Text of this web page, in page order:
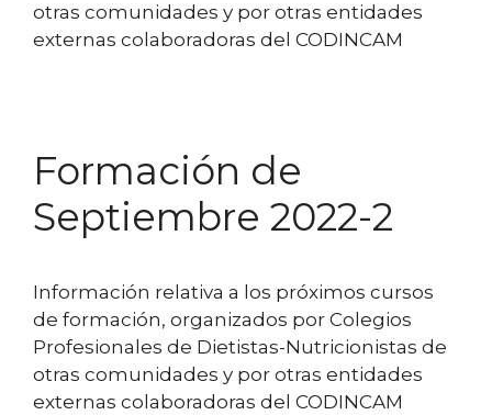
otras comunidades y por otras entidades
externas colaboradoras del CODINCAM
Formación de
Septiembre 2022-2
Información relativa a los próximos cursos
de formación, organizados por Colegios
Profesionales de Dietistas-Nutricionistas de
otras comunidades y por otras entidades
externas colaboradoras del CODINCAM